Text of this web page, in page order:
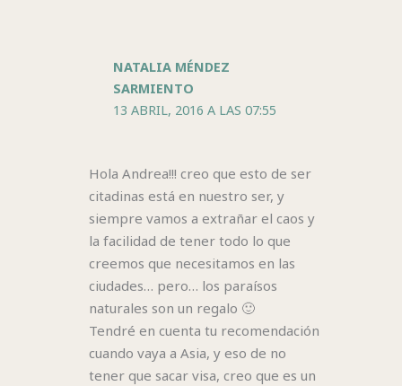
NATALIA MÉNDEZ
SARMIENTO
13 ABRIL, 2016 A LAS 07:55
Hola Andrea!!! creo que esto de ser
citadinas está en nuestro ser, y
siempre vamos a extrañar el caos y
la facilidad de tener todo lo que
creemos que necesitamos en las
ciudades… pero… los paraísos
naturales son un regalo 🙂
Tendré en cuenta tu recomendación
cuando vaya a Asia, y eso de no
tener que sacar visa, creo que es un